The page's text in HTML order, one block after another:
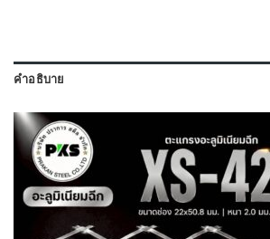
คำอธิบาย